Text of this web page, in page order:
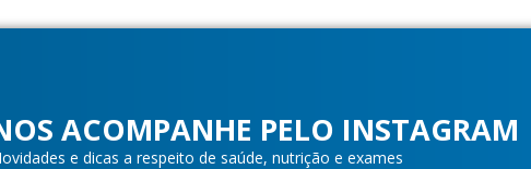
ACOMPANHE PELO INSTAGRAM
e dicas a respeito de saúde, nutrição e exames